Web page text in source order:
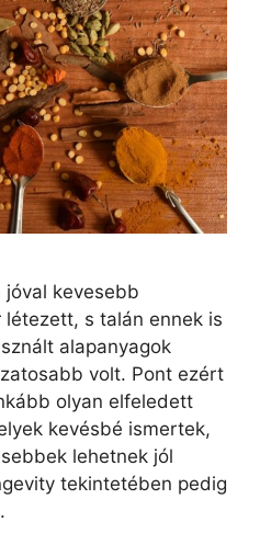
jóval kevesebb
s talán ennek is
alapanyagok
volt. Pont ezért
olyan elfeledett
kevésbé ismertek,
lehetnek jól
tekintetében pedig